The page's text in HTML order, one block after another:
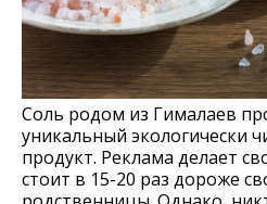
Соль родом из Гималаев
уникальный экологически
продукт. Реклама делает
стоит в 15-20 раз дороже